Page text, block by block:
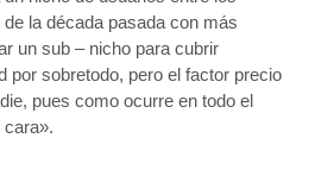
la década pasada con más
un sub – nicho para cubrir
por sobretodo, pero el factor precio
pues como ocurre en todo el
cara».